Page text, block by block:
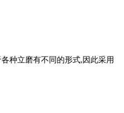
种立磨有不同的形式,因此采用